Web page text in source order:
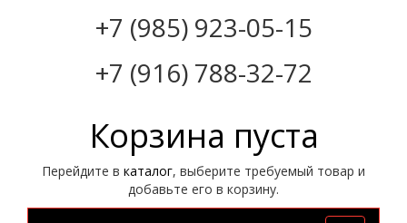
+7 (985) 923-05-15
+7 (916) 788-32-72
Корзина пуста
Перейдите в каталог, выберите требуемый товар и
добавьте его в корзину.